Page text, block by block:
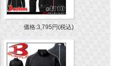
価格:3,795円(税込)